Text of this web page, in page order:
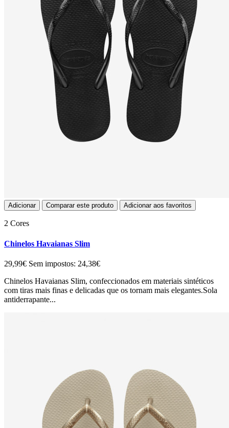
Adicionar Comparar este produto Adicionar aos favoritos
2 Cores
Chinelos Havaianas Slim
29,99€ Sem impostos: 24,38€
Chinelos Havaianas Slim, confeccionados em materiais sintéticos
com tiras mais finas e delicadas que os tornam mais elegantes.Sola
antiderrapante...